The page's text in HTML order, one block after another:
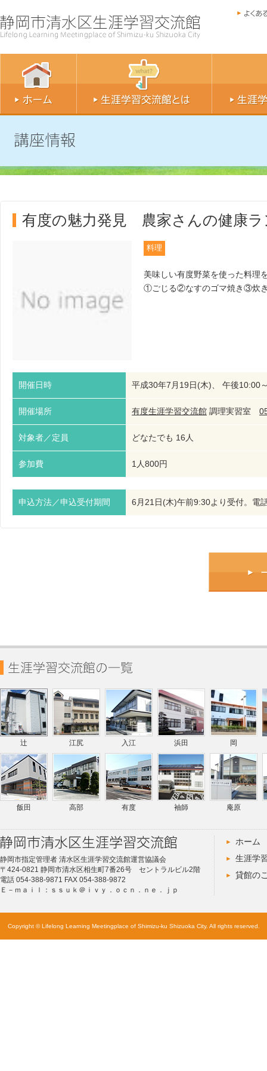
有度の魅力発見 農家さんの健康
料理
美味しい有度野菜を使った料理
①ごじる②なすのゴマ焼き③炊
開催日時 平成30年7月19日(木)、 午後10:00
開催場所 有度生涯学習交流館 調理実習室
対象者／定員 どなたでも 16人
参加費 1人800円
申込方法／申込受付期間 6月21日(木)午前9:30より受付。電
辻 江尻 入江 浜田 岡
飯田 高部 有度 袖師 庵原
静岡市指定管理者 清水区生涯学習交流館運営協議会
〒424-0821 静岡市清水区相生町7番26号 セントラルビル2階
電話 054-388-9871 FAX 054-388-9872
Ｅ－ｍａｉｌ：ｓｓｕｋ＠ｉｖｙ．ｏｃｎ．ｎｅ．ｊｐ
ホーム
生涯学
貸館の
Copyright © Lifelong Learning Meetingplace of Shimizu-ku Shizuoka City. All rights reserved.